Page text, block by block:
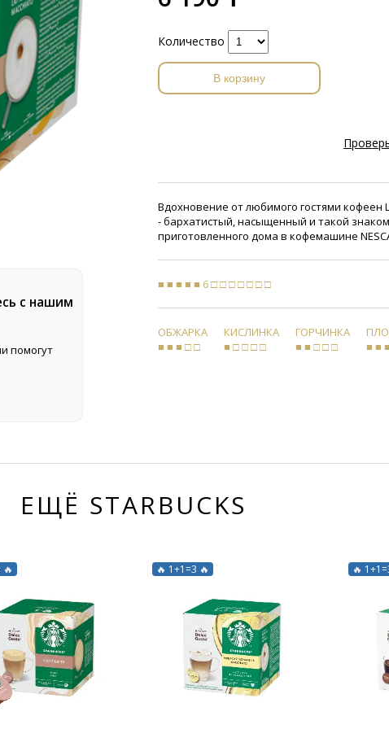
с нашим
помогут
Количество
В корзину
Вдохновение от любимого гостями кофеен
- бархатистый, насыщенный и такой
приготовленного дома в кофемашине
■ ■ ■ ■ ■ 6 □ □ □ □ □ □ □
ОБЖАРКА
■ ■ ■ □ □
КИСЛИНКА
■ □ □ □ □
ГОРЧИНКА
■ ■ □ □ □
■ ■
ЕЩЁ STARBUCKS
🔥 🔥 1+1=3 🔥 🔥